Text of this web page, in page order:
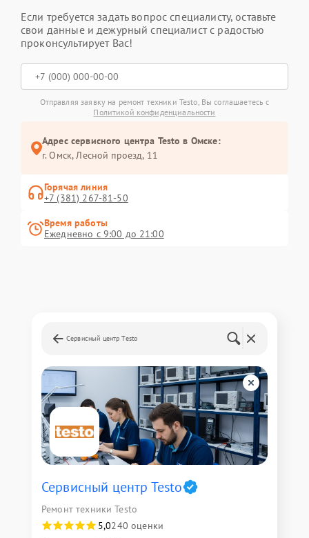
Если требуется задать вопрос специалисту, оставьте
свои данные и дежурный специалист с радостью
проконсультирует Вас!
Отправляя заявку на ремонт техники Testo, Вы соглашаетесь с
Политикой конфиденциальности
Адрес сервисного центра Testo в Омске:
г. Омск, ​Лесной проезд, 11
Горячая линия
+7 (381) 267-81-50
Время работы
Ежедневно с 9:00 до 21:00
Сервисный центр Testo
Сервисный центр Testo
Ремонт техники Testo
5,0240 оценки